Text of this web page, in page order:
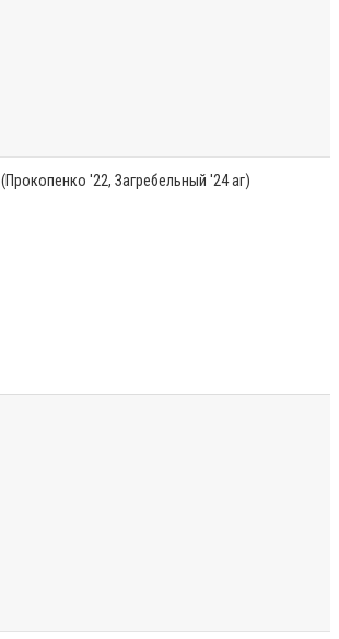
(Прокопенко '22, Загребельный '24 аг)